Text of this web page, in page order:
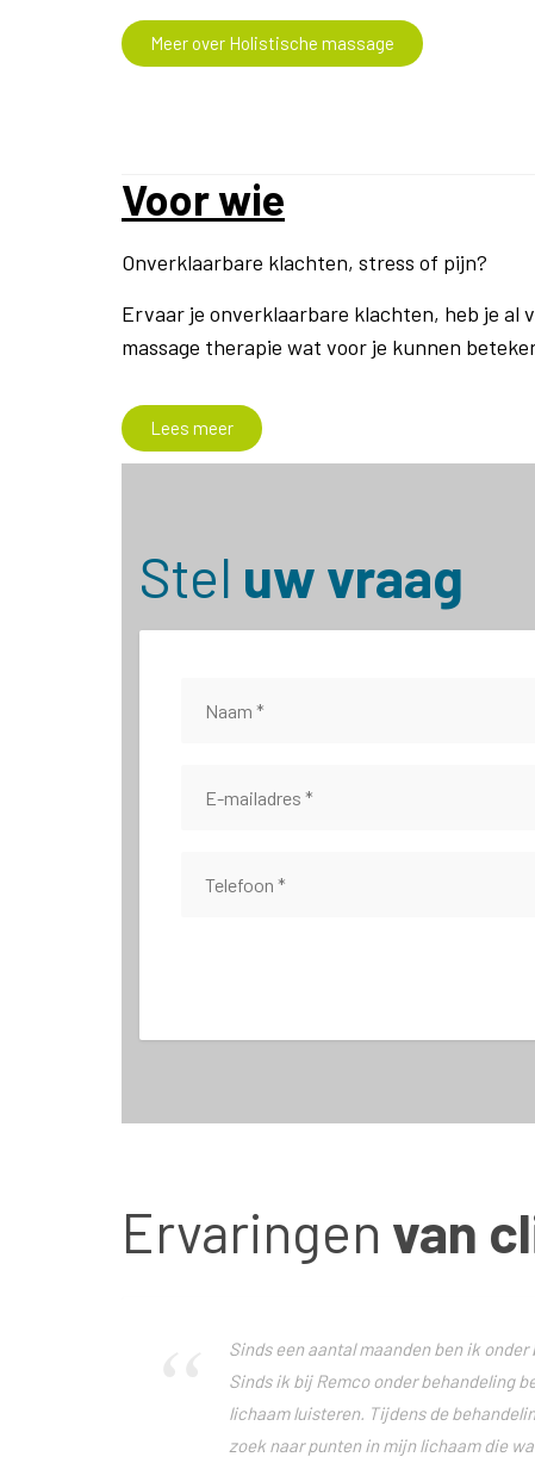
Meer over Holistische massage
Voor wie
Onverklaarbare klachten, stress of pijn?
Ervaar je onverklaarbare klachten, heb je al
massage therapie wat voor je kunnen
Lees meer
Stel uw vraag
Ervaringen van
Sinds een aantal maanden ben ik
Sinds ik bij Remco onder behandeling
lichaam luisteren. Tijdens de
zoek naar punten in mijn lichaam die